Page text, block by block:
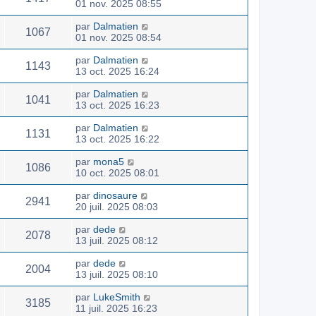
01 nov. 2025 08:55
1067 par Dalmatien
01 nov. 2025 08:54
1143 par Dalmatien
13 oct. 2025 16:24
1041 par Dalmatien
13 oct. 2025 16:23
1131 par Dalmatien
13 oct. 2025 16:22
1086 par mona5
10 oct. 2025 08:01
2941 par dinosaure
20 juil. 2025 08:03
2078 par dede
13 juil. 2025 08:12
2004 par dede
13 juil. 2025 08:10
3185 par LukeSmith
11 juil. 2025 16:23